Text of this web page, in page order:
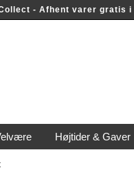
- Afhent varer
Højtider & Gaver